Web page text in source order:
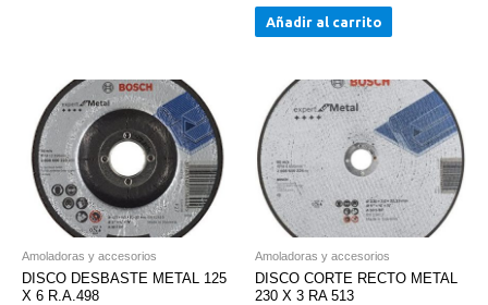
Añadir al carrito
Amoladoras y accesorios
DISCO DESBASTE METAL 125
X 6 R.A.498
Amoladoras y accesorios
DISCO CORTE RECTO METAL
230 X 3 RA 513